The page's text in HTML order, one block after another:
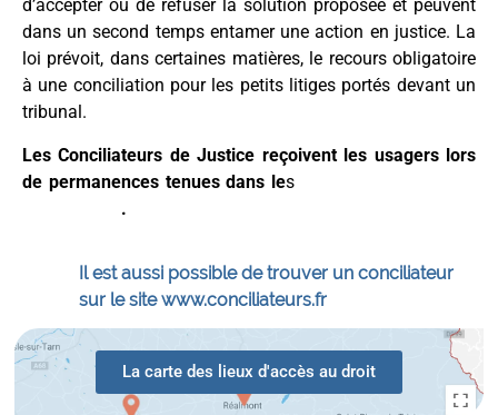
d’accepter ou de refuser la solution proposée et peuvent
dans un second temps entamer une action en justice. La
loi prévoit, dans certaines matières, le recours obligatoire
à une conciliation pour les petits litiges portés devant un
tribunal.
Les Conciliateurs de Justice reçoivent les usagers lors
de permanences tenues dans les
.
Il est aussi possible de trouver un conciliateur
sur le site www.conciliateurs.fr
La carte des lieux d'accès au droit